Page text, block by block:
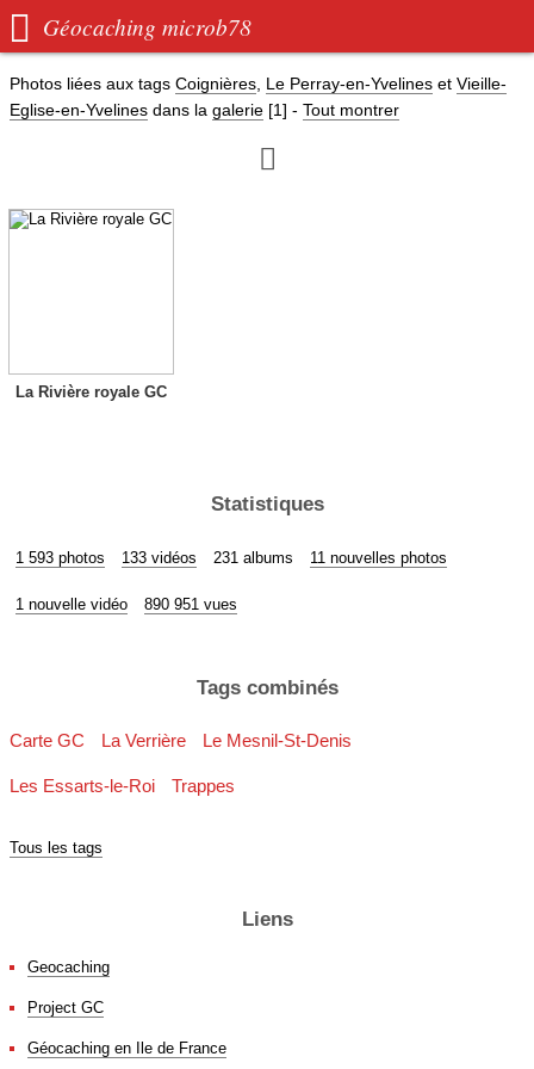
 Géocaching microb78
Photos liées aux tags Coignières Le Perray-en-Yvelines et Vieille-
Eglise-en-Yvelines dans la galerie [1] - Tout montrer

La Rivière royale GC
Statistiques
1 593 photos 133 vidéos 231 albums 11 nouvelles photos
1 nouvelle vidéo 890 951 vues
Tags combinés
Carte GC La Verrière Le Mesnil-St-Denis
Les Essarts-le-Roi Trappes
Tous les tags
Liens
Geocaching
Project GC
Géocaching en Ile de France